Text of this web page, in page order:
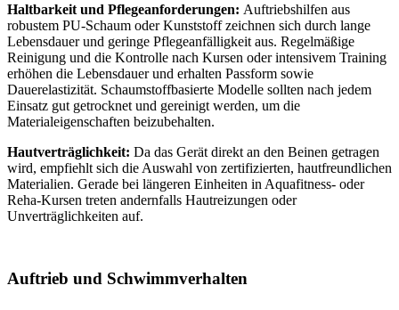
Haltbarkeit und Pflegeanforderungen: Auftriebshilfen aus
robustem PU-Schaum oder Kunststoff zeichnen sich durch lange
Lebensdauer und geringe Pflegeanfälligkeit aus. Regelmäßige
Reinigung und die Kontrolle nach Kursen oder intensivem Training
erhöhen die Lebensdauer und erhalten Passform sowie
Dauerelastizität. Schaumstoffbasierte Modelle sollten nach jedem
Einsatz gut getrocknet und gereinigt werden, um die
Materialeigenschaften beizubehalten.
Hautverträglichkeit: Da das Gerät direkt an den Beinen getragen
wird, empfiehlt sich die Auswahl von zertifizierten, hautfreundlichen
Materialien. Gerade bei längeren Einheiten in Aquafitness- oder
Reha-Kursen treten andernfalls Hautreizungen oder
Unverträglichkeiten auf.
Auftrieb und Schwimmverhalten